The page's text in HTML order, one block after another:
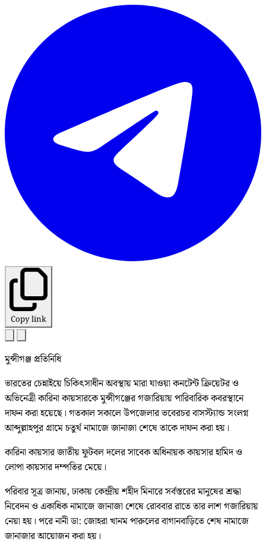
Copy link
মুন্সীগঞ্জ প্রতিনিধি
ভারতের চেন্নাইয়ে চিকিৎসাধীন অবস্থায় মারা যাওয়া কনটেন্ট ক্রিয়েটর ও
অভিনেত্রী কারিনা কায়সারকে মুন্সীগঞ্জের গজারিয়ায় পারিবারিক কবরস্থানে
দাফন করা হয়েছে। গতকাল সকালে উপজেলার ভবেরচর বাসস্ট্যান্ড সংলগ্ন
আব্দুল্লাহপুর গ্রামে চতুর্থ নামাজে জানাজা শেষে তাকে দাফন করা হয়।
কারিনা কায়সার জাতীয় ফুটবল দলের সাবেক অধিনায়ক কায়সার হামিদ ও
লোপা কায়সার দম্পতির মেয়ে।
পরিবার সূত্র জানায়, ঢাকায় কেন্দ্রীয় শহীদ মিনারে সর্বস্তরের মানুষের শ্রদ্ধা
নিবেদন ও একাধিক নামাজে জানাজা শেষে রোববার রাতে তার লাশ গজারিয়ায়
নেয়া হয়। পরে নানী ডা: জোহরা খানম পারুলের বাগানবাড়িতে শেষ নামাজে
জানাজার আয়োজন করা হয়।